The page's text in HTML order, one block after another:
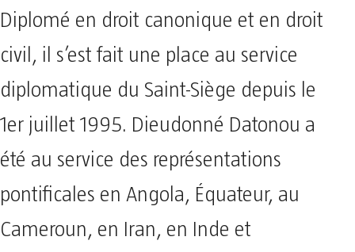
Diplomé en droit canonique et en droit
civil, il s’est fait une place au service
diplomatique du Saint-Siège depuis le
1er juillet 1995. Dieudonné Datonou a
été au service des représentations
pontificales en Angola, Équateur, au
Cameroun, en Iran, en Inde et